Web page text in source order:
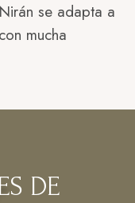
se adapta a
mucha
DE